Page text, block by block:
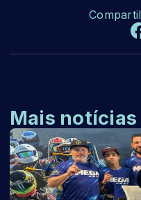
Mais notícias